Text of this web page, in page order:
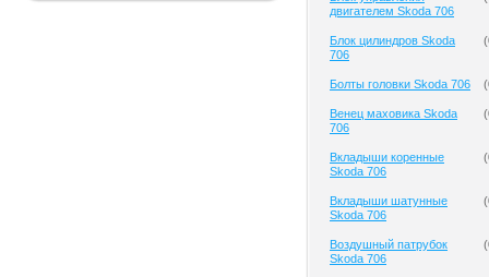
двигателем Skoda 706
Блок цилиндров Skoda
706
(
Болты головки Skoda 706 (
Венец маховика Skoda
706
(
Вкладыши коренные
Skoda 706
(
Вкладыши шатунные
Skoda 706
(
Воздушный патрубок
Skoda 706
(